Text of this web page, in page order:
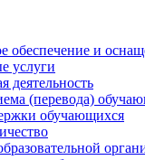
обеспечение и
услуги
деятельность
(перевода)
обучающихся